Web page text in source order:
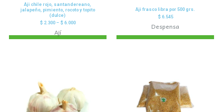
Aji chile rojo, santandereano,
jalapeño, pimiento, rocoto y topito
(dulce)
$2.300– $6.000
Ají
Aji frasco libra por 500 grs.
$6.545
Despensa